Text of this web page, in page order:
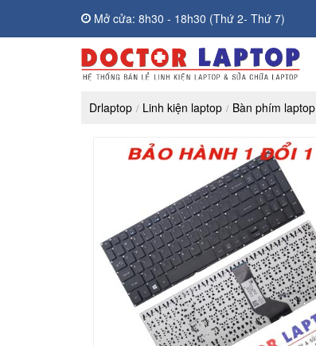
Mở cửa: 8h30 - 18h30 (Thứ 2- Thứ 7)
Drlaptop Linh kiện laptop Bàn phím laptop